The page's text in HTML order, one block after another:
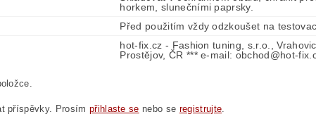
horkem, slunečními paprsky.
Před použitím vždy odzkoušet na
hot-fix.cz - Fashion tuning, s.r.o.,
Prostějov, ČR *** e-mail: obchod@hot-
příspěvky. Prosím přihlaste se nebo se registrujte.